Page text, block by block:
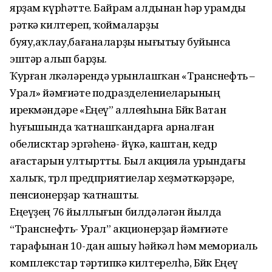
ярҙам күрһәтте. Байрам алдынан һәр урамды
рәткә килтереп, ҡоймаларҙы
буяу,аҡлау,бағаналарҙы нығытыу буйынса
эштәр алып барҙы.
Ҡурған өлкәләрендә урынлашҡан «Транснефть –
Урал» йәмғиәте подразделениеларының
ирекмәндәре «Еңеү” аллеяһына Бөйөк Ватан
һуғышында ҡатнашҡандарға арналған
обелисктар эргәһенә- йүкә, каштан, кедр
ағастарын ултыртты. Был акцияла урындағы
халыҡ, төрлө предприятиелар хеҙмәткәрҙәре,
пенсионерҙар ҡатнашты.
Еңеүҙең 76 йыллығын билдәләгән йылда
“Транснефть- Урал” акционерҙар йәмғиәте
тарафынан 10-дан ашыу һәйкәл һәм мемориаль
комплекстар тәртипкә килтерелһә, Бөйөк Еңеү